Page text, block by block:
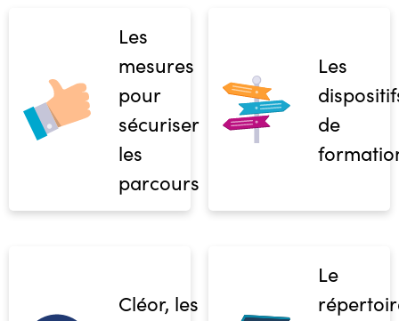
Les
mesures
pour
sécuriser
les
parcours
Les
de
Cléor, les
Le